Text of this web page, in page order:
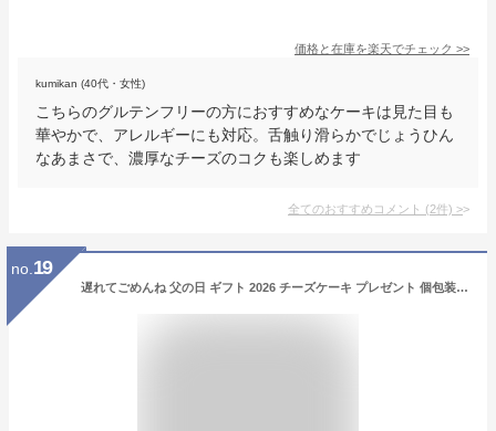
価格と在庫を楽天でチェック >>
kumikan (40代・女性)
こちらのグルテンフリーの方におすすめなケーキは見た目も
華やかで、アレルギーにも対応。舌触り滑らかでじょうひん
なあまさで、濃厚なチーズのコクも楽しめます
全てのおすすめコメント (2件) >
no. 19
遅れてごめんね 父の日 ギフト 2026 チーズケーキ プレゼント 個包装 送料無料 詰め合わせ お菓子 スイーツ ベイクドチーズケーキ 4種セット 冷凍 高級 美味しい おしゃれ 誕生日ケーキ お取り寄せスイーツ 洋菓子 抹茶 チョコ 日本酒 お中元